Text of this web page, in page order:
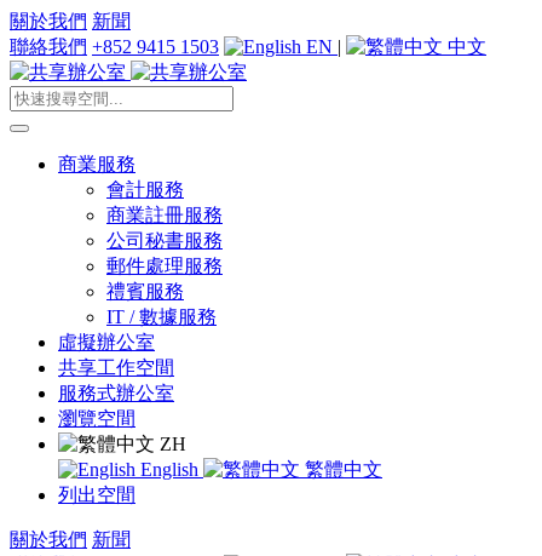
關於我們 新聞
聯絡我們 +852 9415 1503 EN | 中文
商業服務
會計服務
商業註冊服務
公司秘書服務
郵件處理服務
禮賓服務
IT / 數據服務
虛擬辦公室
共享工作空間
服務式辦公室
瀏覽空間
ZH
English
繁體中文
列出空間
關於我們 新聞